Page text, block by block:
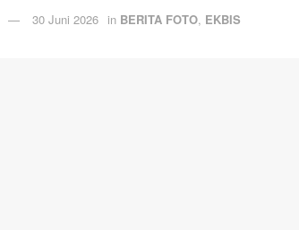
30 Juni 2026 in BERITA FOTO, EKBIS